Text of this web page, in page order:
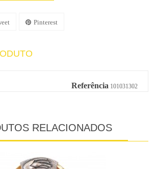
Pinterest
Referência 101031302
RELACIONADOS